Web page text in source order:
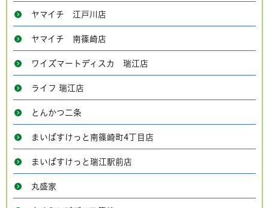
ヤマイチ 江戸川店
ヤマイチ 南篠崎店
ワイズマートディスカ 瑞江店
ライフ 瑞江店
とんかつ二条
まいばすけっと南篠崎町4丁目店
まいばすけっと瑞江駅前店
丸盛家